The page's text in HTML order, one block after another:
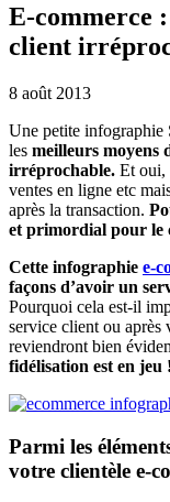
E-commerce
client
8 août 2013
Une petite infographie
les meilleurs moyens
irréprochable. Et oui,
ventes en ligne etc
après la transaction.
et primordial pour le
Cette infographie e-
façons d’avoir un
Pourquoi cela est-il
service client ou après
reviendront bien
fidélisation est en jeu !
Parmi les
votre clientèle e-